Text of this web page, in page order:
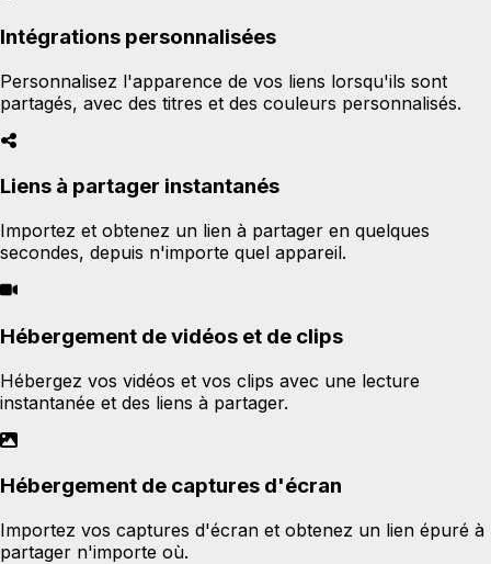
Intégrations personnalisées
Personnalisez l'apparence de vos liens lorsqu'ils sont
partagés, avec des titres et des couleurs personnalisés.
Liens à partager instantanés
Importez et obtenez un lien à partager en quelques
secondes, depuis n'importe quel appareil.
Hébergement de vidéos et de clips
Hébergez vos vidéos et vos clips avec une lecture
instantanée et des liens à partager.
Hébergement de captures d'écran
Importez vos captures d'écran et obtenez un lien épuré à
partager n'importe où.